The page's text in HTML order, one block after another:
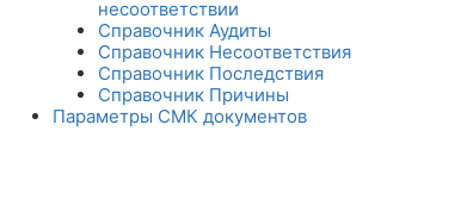
несоответствии
Справочник Аудиты
Справочник Несоответствия
Справочник Последствия
Справочник Причины
Параметры СМК документов